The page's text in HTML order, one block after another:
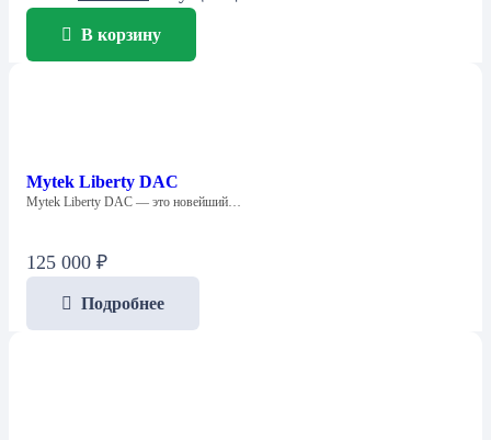
В корзину
Mytek Liberty DAC
Mytek Liberty DAC — это новейший…
125 000 ₽
Подробнее